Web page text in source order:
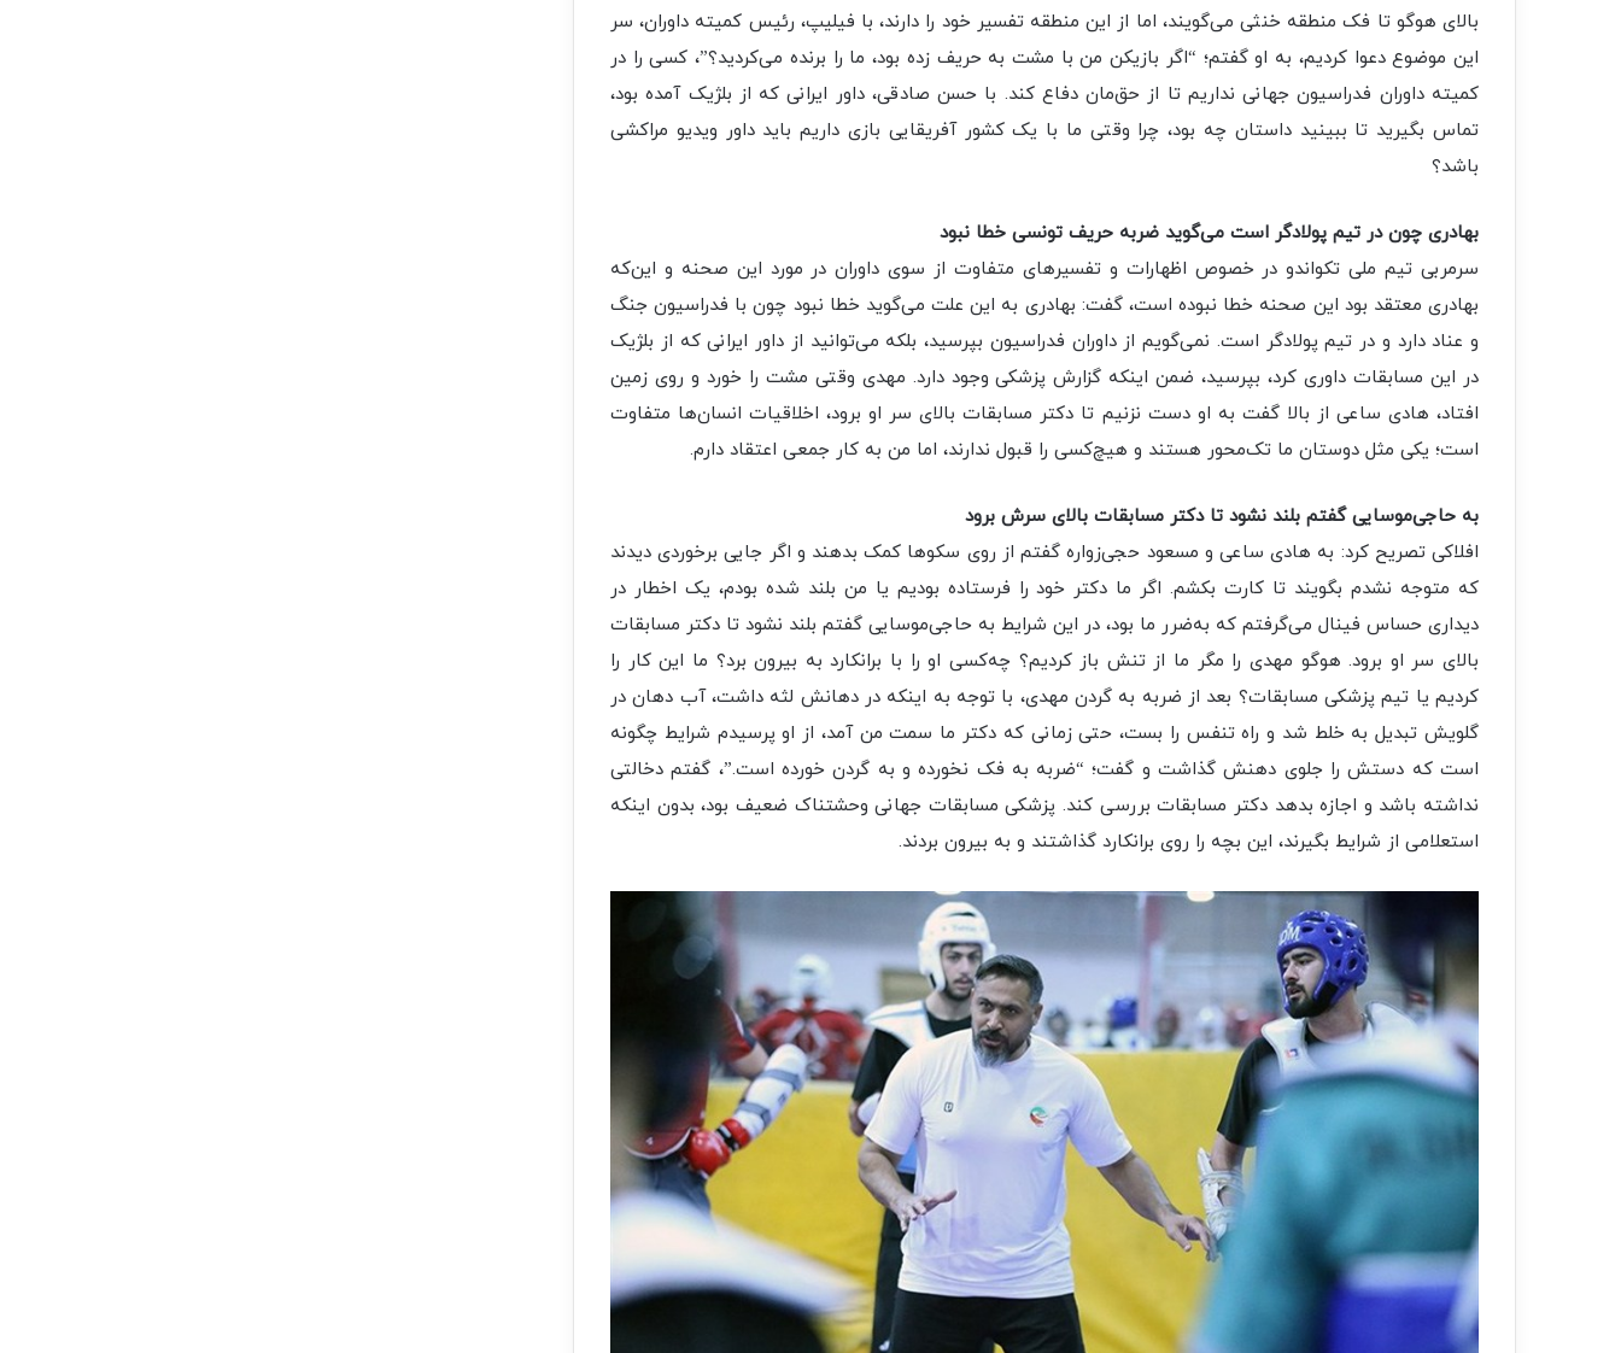
بالای هوگو تا فک منطقه خنثی می‌گویند، اما از این منطقه تفسیر خود را دارند، با فیلیپ، رئیس کمیته داوران، سر
این موضوع دعوا کردیم، به او گفتم؛ “اگر بازیکن من با مشت به حریف زده بود، ما را برنده می‌کردید؟”، کسی را در
کمیته داوران فدراسیون جهانی نداریم تا از حق‌مان دفاع کند. با حسن صادقی، داور ایرانی که از بلژیک آمده بود،
تماس بگیرید تا ببینید داستان چه بود، چرا وقتی ما با یک کشور آفریقایی بازی داریم باید داور ویدیو مراکشی
باشد؟
بهادری چون در تیم پولادگر است می‌گوید ضربه حریف تونسی خطا نبود
سرمربی تیم ملی تکواندو در خصوص اظهارات و تفسیرهای متفاوت از سوی داوران در مورد این صحنه و این‌که
بهادری معتقد بود این صحنه خطا نبوده است، گفت: بهادری به این علت می‌گوید خطا نبود چون با فدراسیون جنگ
و عناد دارد و در تیم پولادگر است. نمی‌گویم از داوران فدراسیون بپرسید، بلکه می‌توانید از داور ایرانی که از بلژیک
در این مسابقات داوری کرد، بپرسید، ضمن اینکه گزارش پزشکی وجود دارد. مهدی وقتی مشت را خورد و روی زمین
افتاد، هادی ساعی از بالا گفت به او دست نزنیم تا دکتر مسابقات بالای سر او برود، اخلاقیات انسان‌ها متفاوت
است؛ یکی مثل دوستان ما تک‌محور هستند و هیچ‌کسی را قبول ندارند، اما من به کار جمعی اعتقاد دارم.
به حاجی‌موسایی گفتم بلند نشود تا دکتر مسابقات بالای سرش برود
افلاکی تصریح کرد: به هادی ساعی و مسعود حجی‌زواره گفتم از روی سکوها کمک بدهند و اگر جایی برخوردی دیدند
که متوجه نشدم بگویند تا کارت بکشم. اگر ما دکتر خود را فرستاده بودیم یا من بلند شده بودم، یک اخطار در
دیداری حساس فینال می‌گرفتم که به‌ضرر ما بود، در این شرایط به حاجی‌موسایی گفتم بلند نشود تا دکتر مسابقات
بالای سر او برود. هوگو مهدی را مگر ما از تنش باز کردیم؟ چه‌کسی او را با برانکارد به بیرون برد؟ ما این کار را
کردیم یا تیم پزشکی مسابقات؟ بعد از ضربه به گردن مهدی، با توجه به اینکه در دهانش لثه داشت، آب دهان در
گلویش تبدیل به خلط شد و راه تنفس را بست، حتی زمانی که دکتر ما سمت من آمد، از او پرسیدم شرایط چگونه
است که دستش را جلوی دهنش گذاشت و گفت؛ “ضربه به فک نخورده و به گردن خورده است.”، گفتم دخالتی
نداشته باشد و اجازه بدهد دکتر مسابقات بررسی کند. پزشکی مسابقات جهانی وحشتناک ضعیف بود، بدون اینکه
استعلامی از شرایط بگیرند، این بچه را روی برانکارد گذاشتند و به بیرون بردند.